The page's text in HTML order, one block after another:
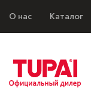
О нас Каталог